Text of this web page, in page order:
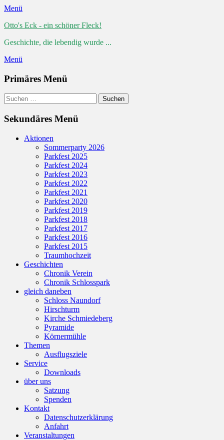
Menü
Otto's Eck - ein schöner Fleck!
Geschichte, die lebendig wurde ...
Menü
Primäres Menü
Zum
Inhalt
springen
Suchen
Suchen
nach:
Sekundäres Menü
Zum
Aktionen
Sommerparty 2026
Parkfest 2025
Parkfest 2024
Parkfest 2023
Parkfest 2022
Parkfest 2021
Parkfest 2020
Parkfest 2019
Parkfest 2018
Parkfest 2017
Parkfest 2016
Parkfest 2015
Traumhochzeit
Geschichten
Chronik Verein
Chronik Schlosspark
gleich daneben
Schloss Naundorf
Hirschturm
Kirche Schmiedeberg
Pyramide
Körnermühle
Themen
Ausflugsziele
Service
Downloads
über uns
Satzung
Spenden
Kontakt
Datenschutzerklärung
Anfahrt
Veranstaltungen